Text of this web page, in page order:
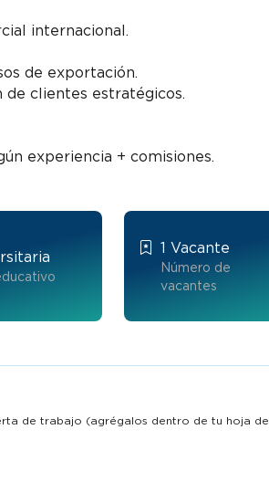
internacional.
de exportación.
de clientes estratégicos.
experiencia + comisiones.
1 Vacante
Número de
vacantes
de trabajo (agrégalos dentro de tu hoja de